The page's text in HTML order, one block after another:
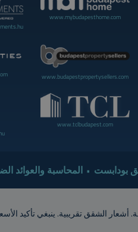
www.mybudapesthome.com
www.budapestpropertysellers.com
www.tclbudapest.com
بودابست المحاسبة والعوائد